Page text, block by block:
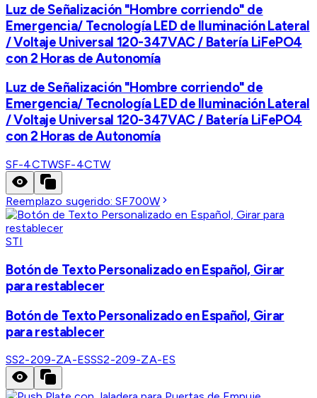
Luz de Señalización "Hombre corriendo" de
Emergencia/ Tecnología LED de Iluminación Lateral
/ Voltaje Universal 120-347VAC / Batería LiFePO4
con 2 Horas de Autonomía
Luz de Señalización "Hombre corriendo" de
Emergencia/ Tecnología LED de Iluminación Lateral
/ Voltaje Universal 120-347VAC / Batería LiFePO4
con 2 Horas de Autonomía
SF-4CTWSF-4CTW
Reemplazo sugerido:SF700W
STI
Botón de Texto Personalizado en Español, Girar
para restablecer
Botón de Texto Personalizado en Español, Girar
para restablecer
SS2-209-ZA-ESSS2-209-ZA-ES